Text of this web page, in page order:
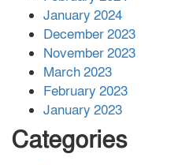
January 2024
December 2023
November 2023
March 2023
February 2023
January 2023
Categories